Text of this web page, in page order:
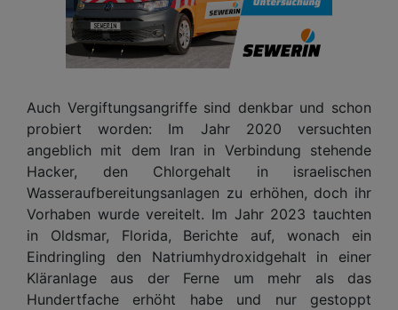
Auch Vergiftungsangriffe sind denkbar und schon
probiert worden: Im Jahr 2020 versuchten
angeblich mit dem Iran in Verbindung stehende
Hacker, den Chlorgehalt in israelischen
Wasseraufbereitungsanlagen zu erhöhen, doch ihr
Vorhaben wurde vereitelt. Im Jahr 2023 tauchten
in Oldsmar, Florida, Berichte auf, wonach ein
Eindringling den Natriumhydroxidgehalt in einer
Kläranlage aus der Ferne um mehr als das
Hundertfache erhöht habe und nur gestoppt